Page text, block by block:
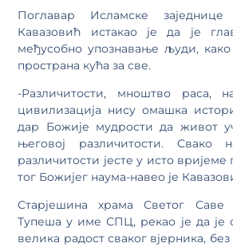
Поглавар Исламске
Кавазовић истакао је да је
међусобно упознавање људи, како
пространа кућа за све.
-Различитости, мноштво раса,
цивилизација нису омашка
дар Божије мудрости да живот
његовој различитости. Свако
различитости јесте у исто
тог Божијег наума-навео је
Старјешина храма Светог
Тупеша у име СПЦ, рекао је да је
велика радост сваког вјерника,